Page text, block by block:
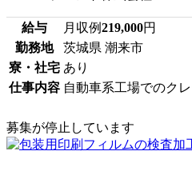
給与 月収例219,000円
勤務地
茨城県 潮来市
寮・社宅 あり
仕事内容 自動車系工場でのク
募集が停止しています